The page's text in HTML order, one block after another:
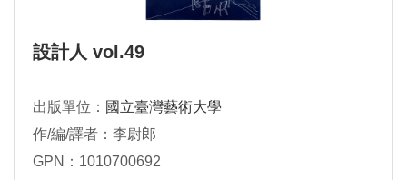
設計人 vol.49
出版單位： 國立臺灣藝術大學
作/編/譯者：李尉郎
GPN：1010700692